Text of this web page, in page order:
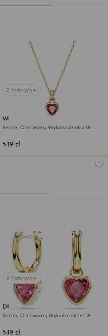
2 Kolory/ów
Wisiorek Chroma
Serce, Czerwony, Wykończenie z 18-
549 zł
2 Kolory/ów
Długie kolczyki Chroma
Serce, Czerwone, Wykończenie z 18-
549 zł